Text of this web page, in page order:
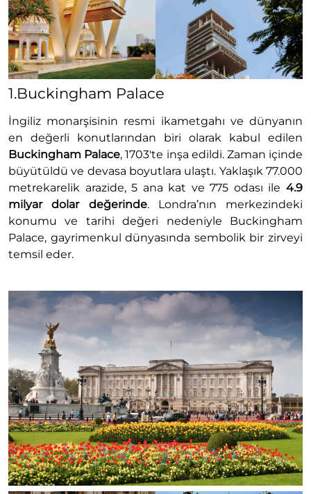
1.Buckingham Palace
İngiliz monarşisinin resmi ikametgahı ve dünyanın
en değerli konutlarından biri olarak kabul edilen
Buckingham Palace, 1703'te inşa edildi. Zaman içinde
büyütüldü ve devasa boyutlara ulaştı. Yaklaşık 77.000
metrekarelik arazide, 5 ana kat ve 775 odası ile 4.9
milyar dolar değerinde. Londra’nın merkezindeki
konumu ve tarihi değeri nedeniyle Buckingham
Palace, gayrimenkul dünyasında sembolik bir zirveyi
temsil eder.